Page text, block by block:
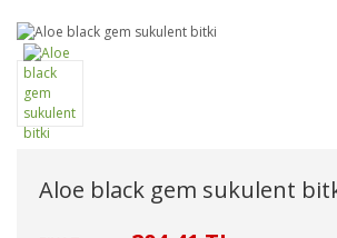
Aloe black gem sukulent